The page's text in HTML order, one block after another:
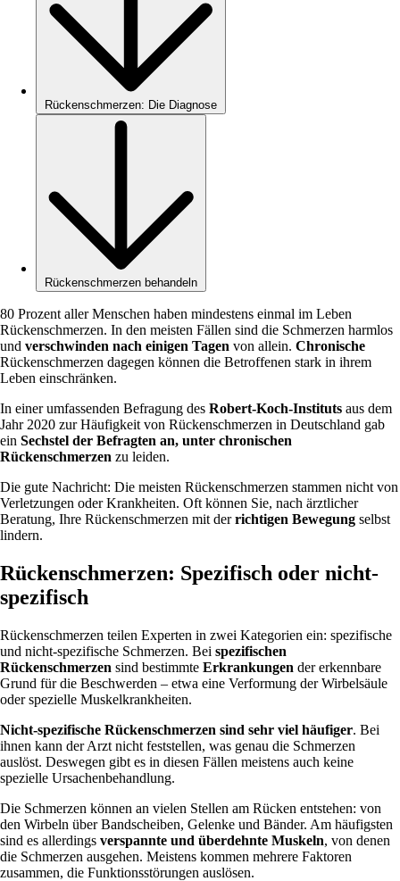
Rückenschmerzen: Die Diagnose
Rückenschmerzen behandeln
80 Prozent aller Menschen haben mindestens einmal im Leben
Rückenschmerzen. In den meisten Fällen sind die Schmerzen harmlos
und verschwinden nach einigen Tagen von allein. Chronische
Rückenschmerzen dagegen können die Betroffenen stark in ihrem
Leben einschränken.
In einer umfassenden Befragung des Robert-Koch-Instituts aus dem
Jahr 2020 zur Häufigkeit von Rückenschmerzen in Deutschland gab
ein Sechstel der Befragten an, unter chronischen
Rückenschmerzen zu leiden.
Die gute Nachricht: Die meisten Rückenschmerzen stammen nicht von
Verletzungen oder Krankheiten. Oft können Sie, nach ärztlicher
Beratung, Ihre Rückenschmerzen mit derrichtigen Bewegung selbst
lindern.
Rückenschmerzen: Spezifisch oder nicht-
spezifisch
Rückenschmerzen teilen Experten in zwei Kategorien ein: spezifische
und nicht-spezifische Schmerzen. Bei spezifischen
Rückenschmerzen sind bestimmte Erkrankungen der erkennbare
Grund für die Beschwerden – etwa eine Verformung der Wirbelsäule
oder spezielle Muskelkrankheiten.
Nicht-spezifische Rückenschmerzen sind sehr viel häufiger. Bei
ihnen kann der Arzt nicht feststellen, was genau die Schmerzen
auslöst. Deswegen gibt es in diesen Fällen meistens auch keine
spezielle Ursachenbehandlung.
Die Schmerzen können an vielen Stellen am Rücken entstehen: von
den Wirbeln über Bandscheiben, Gelenke und Bänder. Am häufigsten
sind es allerdings verspannte und überdehnte Muskeln, von denen
die Schmerzen ausgehen. Meistens kommen mehrere Faktoren
zusammen, die Funktionsstörungen auslösen.